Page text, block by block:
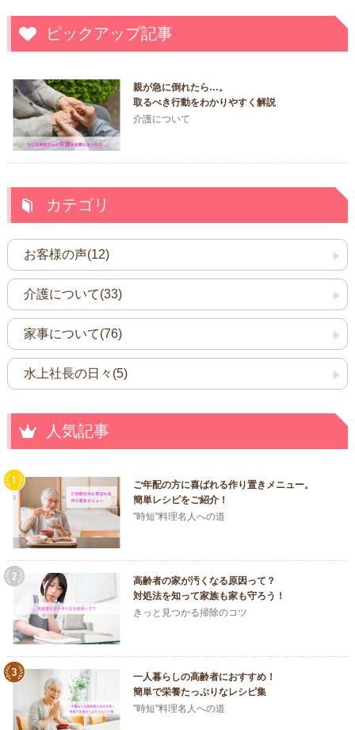
ピックアップ記事
親が急に倒れたら…。
取るべき行動をわかりやすく解説
介護について
カテゴリ
お客様の声(12)
介護について(33)
家事について(76)
水上社長の日々(5)
人気記事
ご年配の方に喜ばれる作り置きメニュー。
簡単レシピをご紹介！
"時短"料理名人への道
高齢者の家が汚くなる原因って？
対処法を知って家族も家も守ろう！
きっと見つかる掃除のコツ
一人暮らしの高齢者におすすめ！
簡単で栄養たっぷりなレシピ集
"時短"料理名人への道